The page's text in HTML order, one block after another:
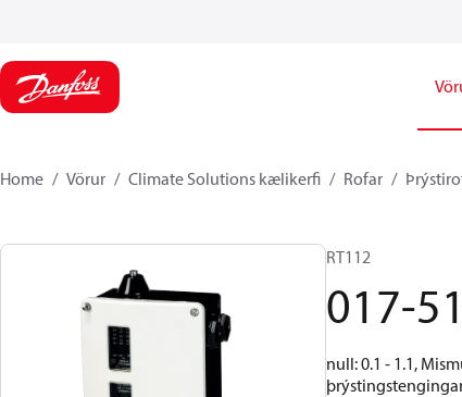
Home Vörur Climate Solutions kælikerfi Rofar
RT112
017-
null: 0.1 - 1.1,